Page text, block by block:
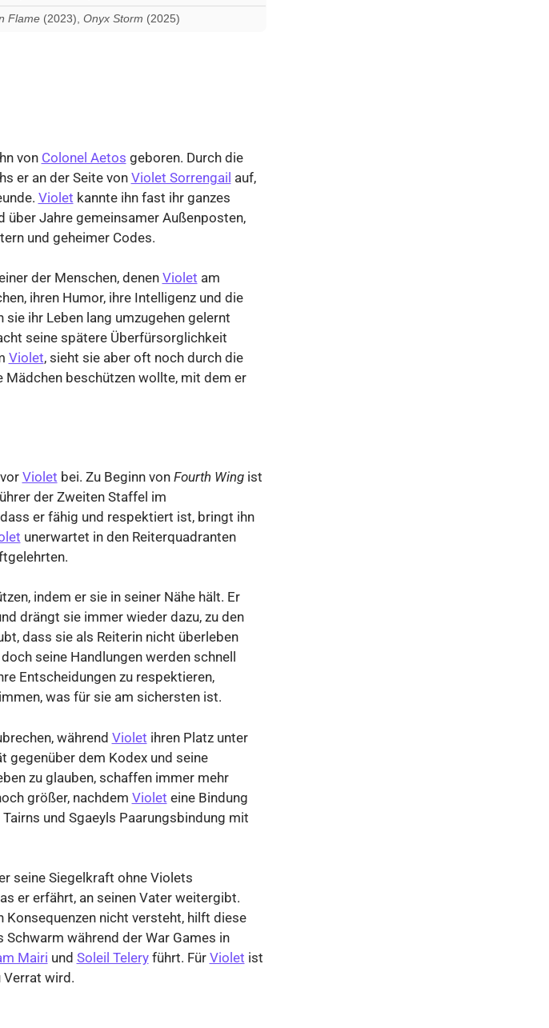
Flame(2023), Onyx Storm (2025)
von Colonel Aetos geboren. Durch die
er an der Seite von Violet Sorrengail auf,
Violet kannte ihn fast ihr ganzes
über Jahre gemeinsamer Außenposten,
und geheimer Codes.
der Menschen, denen Violet am
ihren Humor, ihre Intelligenz und die
ihr Leben lang umzugehen gelernt
seine spätere Überfürsorglichkeit
Violet, sieht sie aber oft noch durch die
Mädchen beschützen wollte, mit dem er
Violet bei. Zu Beginn von Fourth Wingist
der Zweiten Staffel im
er fähig und respektiert ist, bringt ihn
unerwartet in den Reiterquadranten
indem er sie in seiner Nähe hält. Er
drängt sie immer wieder dazu, zu den
dass sie als Reiterin nicht überleben
seine Handlungen werden schnell
Entscheidungen zu respektieren,
was für sie am sichersten ist.
während Violet ihren Platz unter
gegenüber dem Kodex und seine
zu glauben, schaffen immer mehr
größer, nachdem Violet eine Bindung
und Sgaeyls Paarungsbindung mit
seine Siegelkraft ohne Violets
er erfährt, an seinen Vater weitergibt.
nicht versteht, hilft diese
Schwarm während der War Games in
Mairi und Soleil Teleryführt. Für Violet ist
Verrat wird.